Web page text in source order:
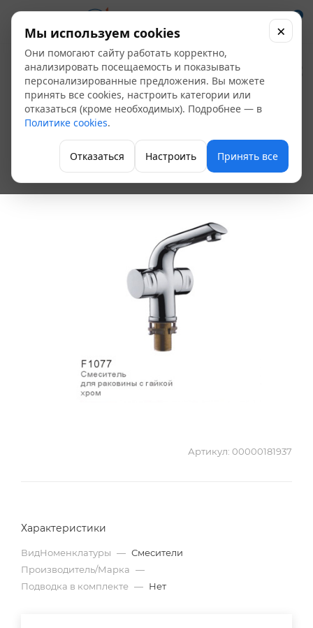
0
Смеситель
умывальник FRAP
F1077 двуручный
гайка
Двухвентильные
Артикул: 00000181937
Характеристики
ВидНоменклатуры — Смесители
Производитель/Марка —
Подводка в комплекте — Нет
Мы используем cookies
Они помогают сайту работать корректно,
анализировать посещаемость и показывать
персонализированные предложения. Вы можете
принять все cookies, настроить категории или
отказаться (кроме необходимых). Подробнее — в
Политике cookies.
Отказаться Настроить Принять все
×